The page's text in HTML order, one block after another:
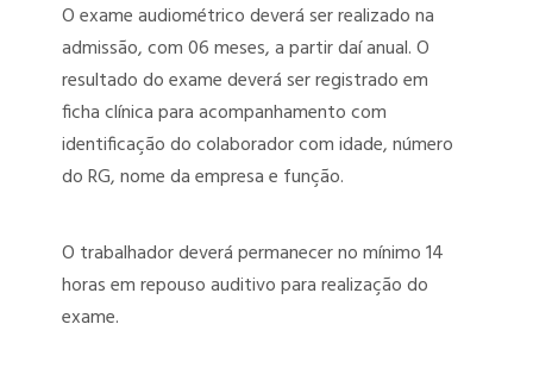
O exame audiométrico deverá ser realizado na
admissão, com 06 meses, a partir daí anual. O
resultado do exame deverá ser registrado em
ficha clínica para acompanhamento com
identificação do colaborador com idade, número
do RG, nome da empresa e função.
O trabalhador deverá permanecer no mínimo 14
horas em repouso auditivo para realização do
exame.